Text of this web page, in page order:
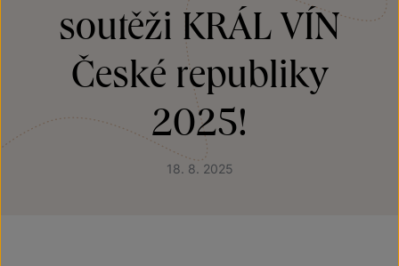
soutěži KRÁL VÍN
České republiky
2025!
18. 8. 2025